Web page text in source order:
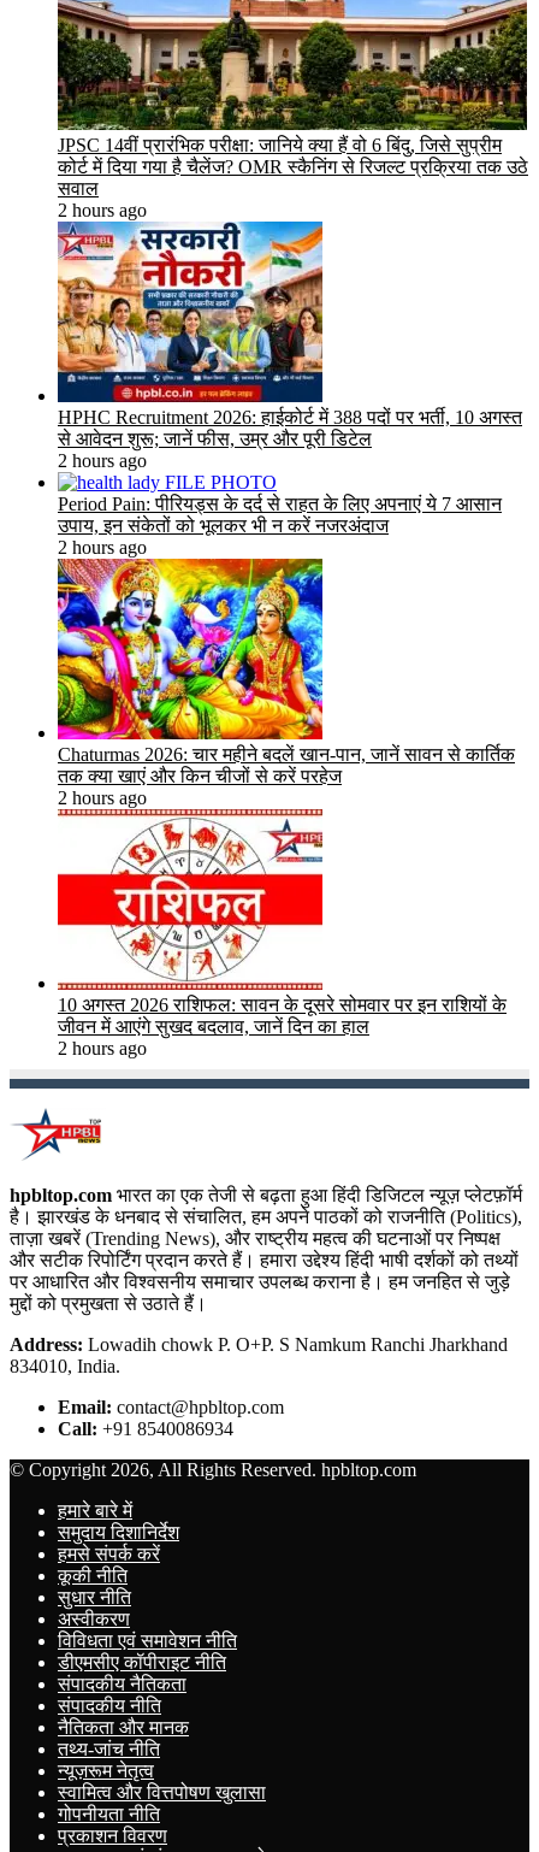
JPSC 14वीं प्रारंभिक परीक्षा: जानिये क्या हैं वो 6 बिंदु, जिसे सुप्रीम
कोर्ट में दिया गया है चैलेंज? OMR स्कैनिंग से रिजल्ट प्रक्रिया तक उठे
सवाल
2 hours ago
HPHC Recruitment 2026: हाईकोर्ट में 388 पदों पर भर्ती, 10 अगस्त
से आवेदन शुरू; जानें फीस, उम्र और पूरी डिटेल
2 hours ago
Period Pain: पीरियड्स के दर्द से राहत के लिए अपनाएं ये 7 आसान
उपाय, इन संकेतों को भूलकर भी न करें नजरअंदाज
2 hours ago
Chaturmas 2026: चार महीने बदलें खान-पान, जानें सावन से कार्तिक
तक क्या खाएं और किन चीजों से करें परहेज
2 hours ago
10 अगस्त 2026 राशिफल: सावन के दूसरे सोमवार पर इन राशियों के
जीवन में आएंगे सुखद बदलाव, जानें दिन का हाल
2 hours ago
hpbltop.com भारत का एक तेजी से बढ़ता हुआ हिंदी डिजिटल न्यूज़ प्लेटफ़ॉर्म
है। झारखंड के धनबाद से संचालित, हम अपने पाठकों को राजनीति (Politics),
ताज़ा खबरें (Trending News), और राष्ट्रीय महत्व की घटनाओं पर निष्पक्ष
और सटीक रिपोर्टिंग प्रदान करते हैं। हमारा उद्देश्य हिंदी भाषी दर्शकों को तथ्यों
पर आधारित और विश्वसनीय समाचार उपलब्ध कराना है। हम जनहित से जुड़े
मुद्दों को प्रमुखता से उठाते हैं।
Address: Lowadih chowk P. O+P. S Namkum Ranchi Jharkhand
834010, India.
Email: contact@hpbltop.com
Call: +91 8540086934
© Copyright 2026, All Rights Reserved. hpbltop.com
हमारे बारे में
समुदाय दिशानिर्देश
हमसे संपर्क करें
कूकी नीति
सुधार नीति
अस्वीकरण
विविधता एवं समावेशन नीति
डीएमसीए कॉपीराइट नीति
संपादकीय नैतिकता
संपादकीय नीति
नैतिकता और मानक
तथ्य-जांच नीति
न्यूज़रूम नेतृत्व
स्वामित्व और वित्तपोषण खुलासा
गोपनीयता नीति
प्रकाशन विवरण